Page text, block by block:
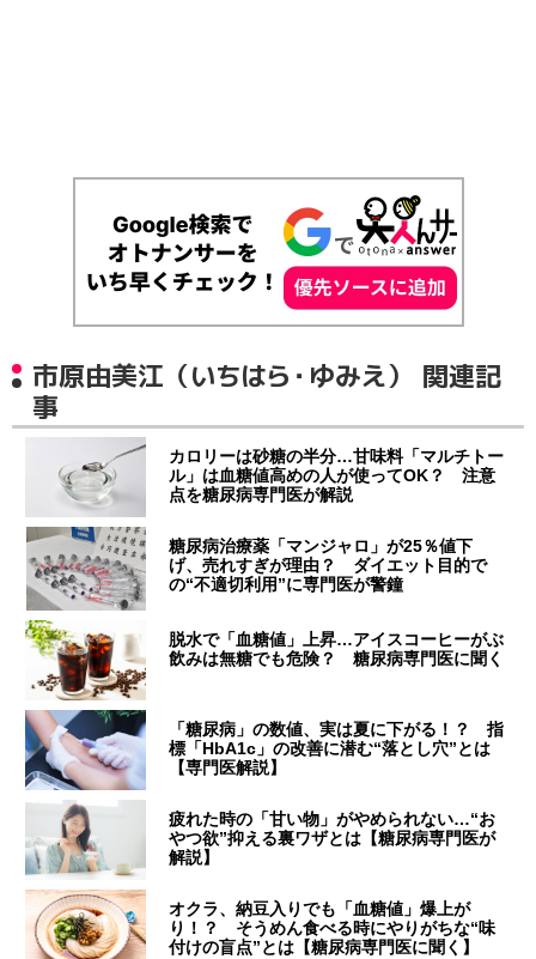
市原由美江（いちはら・ゆみえ） 関連記
事
カロリーは砂糖の半分…甘味料「マルチトー
ル」は血糖値高めの人が使ってOK？ 注意
点を糖尿病専門医が解説
糖尿病治療薬「マンジャロ」が25％値下
げ、売れすぎが理由？ ダイエット目的で
の“不適切利用”に専門医が警鐘
脱水で「血糖値」上昇…アイスコーヒーがぶ
飲みは無糖でも危険？ 糖尿病専門医に聞く
「糖尿病」の数値、実は夏に下がる！？ 指
標「HbA1c」の改善に潜む“落とし穴”とは
【専門医解説】
疲れた時の「甘い物」がやめられない…“お
やつ欲”抑える裏ワザとは【糖尿病専門医が
解説】
オクラ、納豆入りでも「血糖値」爆上が
り！？ そうめん食べる時にやりがちな“味
付けの盲点”とは【糖尿病専門医に聞く】